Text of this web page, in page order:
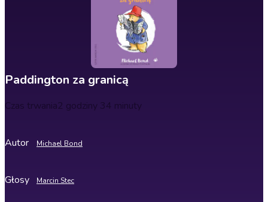
Paddington za granicą
Czas trwania2 godziny 34 minuty
Autor Michael Bond
Głosy Marcin Stec